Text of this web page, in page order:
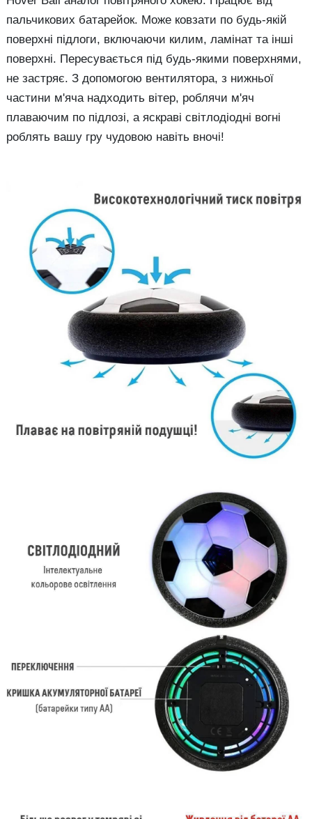
пальчикових батарейок. Може ковзати по будь-якій
поверхні підлоги, включаючи килим, ламінат та інші
поверхні. Пересувається під будь-якими поверхнями,
не застряє. З допомогою вентилятора, з нижньої
частини м'яча надходить вітер, роблячи м'яч
плаваючим по підлозі, а яскраві світлодіодні вогні
роблять вашу гру чудовою навіть вночі!